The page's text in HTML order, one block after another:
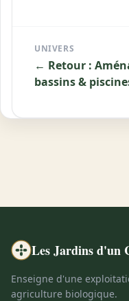
UNIVERS
← Retour :
bassins &
Les Jardins d'un
Enseigne d'une
agriculture biologique.